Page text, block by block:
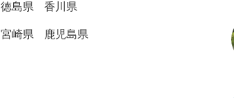
徳島県 香川県
宮崎県 鹿児島県